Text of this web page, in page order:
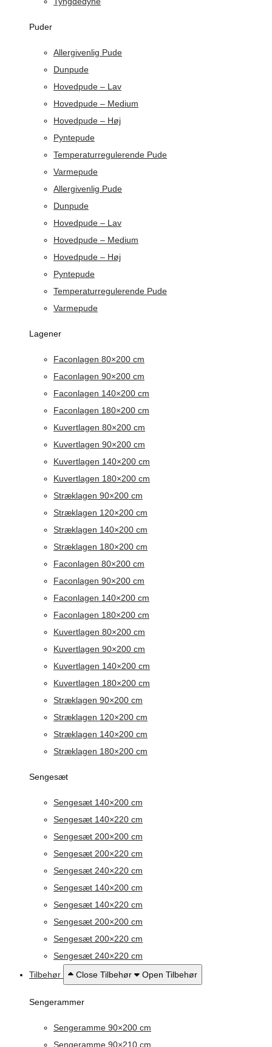
Puder
Allergivenlig Pude
Dunpude
Hovedpude – Lav
Hovedpude – Medium
Hovedpude – Høj
Pyntepude
Temperaturregulerende Pude
Varmepude
Allergivenlig Pude
Dunpude
Hovedpude – Lav
Hovedpude – Medium
Hovedpude – Høj
Pyntepude
Temperaturregulerende Pude
Varmepude
Lagener
Faconlagen 80×200 cm
Faconlagen 90×200 cm
Faconlagen 140×200 cm
Faconlagen 180×200 cm
Kuvertlagen 80×200 cm
Kuvertlagen 90×200 cm
Kuvertlagen 140×200 cm
Kuvertlagen 180×200 cm
Stræklagen 90×200 cm
Stræklagen 120×200 cm
Stræklagen 140×200 cm
Stræklagen 180×200 cm
Faconlagen 80×200 cm
Faconlagen 90×200 cm
Faconlagen 140×200 cm
Faconlagen 180×200 cm
Kuvertlagen 80×200 cm
Kuvertlagen 90×200 cm
Kuvertlagen 140×200 cm
Kuvertlagen 180×200 cm
Stræklagen 90×200 cm
Stræklagen 120×200 cm
Stræklagen 140×200 cm
Stræklagen 180×200 cm
Sengesæt
Sengesæt 140×200 cm
Sengesæt 140×220 cm
Sengesæt 200×200 cm
Sengesæt 200×220 cm
Sengesæt 240×220 cm
Sengesæt 140×200 cm
Sengesæt 140×220 cm
Sengesæt 200×200 cm
Sengesæt 200×220 cm
Sengesæt 240×220 cm
Tilbehør
Close Tilbehør Open Tilbehør
Sengerammer
Sengeramme 90×200 cm
Sengeramme 90×210 cm